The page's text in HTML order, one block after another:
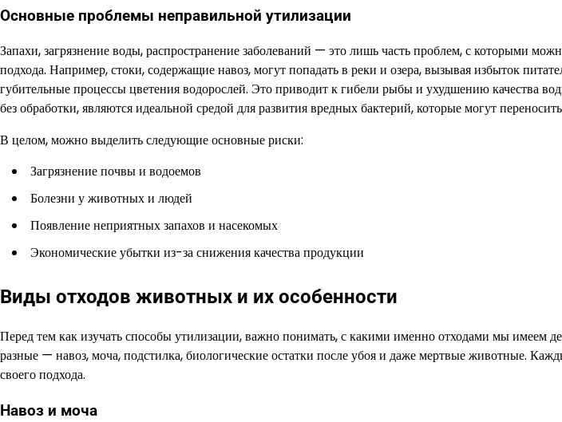
Основные проблемы неправильной утилизации
Запахи, загрязнение воды, распространение заболеваний — это лишь часть проблем, с которыми
подхода. Например, стоки, содержащие навоз, могут попадать в реки и озера, вызывая избыток
губительные процессы цветения водорослей. Это приводит к гибели рыбы и ухудшению качества
без обработки, являются идеальной средой для развития вредных бактерий, которые могут
В целом, можно выделить следующие основные риски:
Загрязнение почвы и водоемов
Болезни у животных и людей
Появление неприятных запахов и насекомых
Экономические убытки из-за снижения качества продукции
Виды отходов животных и их особенности
Перед тем как изучать способы утилизации, важно понимать, с какими именно отходами мы имеем
разные — навоз, моча, подстилка, биологические остатки после убоя и даже мертвые животные.
своего подхода.
Навоз и моча